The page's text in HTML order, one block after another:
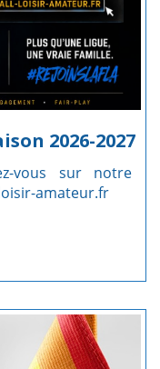
2026-2027
vous sur notre
amateur.fr